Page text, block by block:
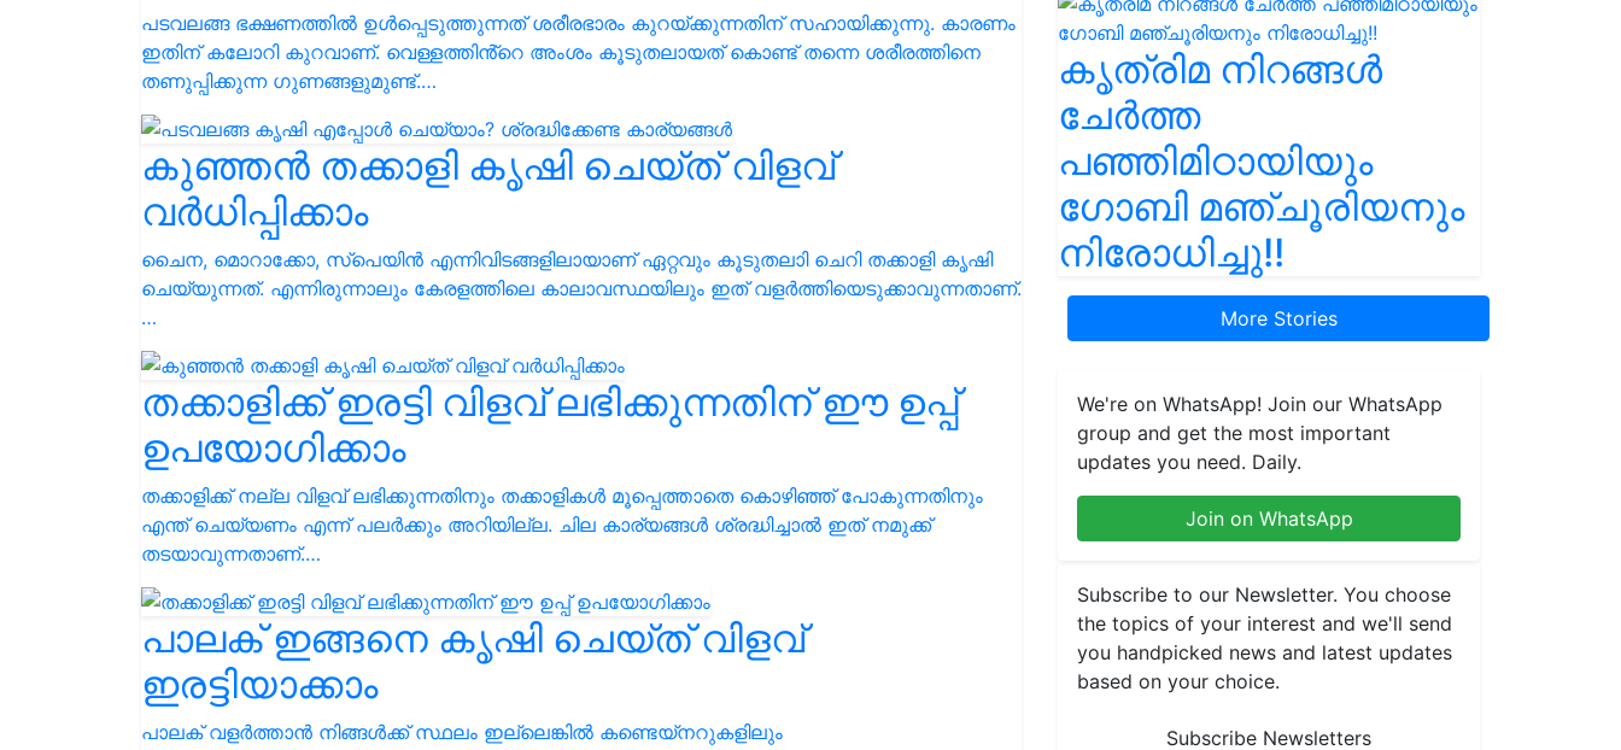
പടവലങ്ങ ഭക്ഷണത്തിൽ ഉൾപ്പെടുത്തുന്നത് ശരീരഭാരം കുറയ്ക്കുന്നതിന് സഹായിക്കുന്നു. കാരണം
ഇതിന് കലോറി കുറവാണ്. വെള്ളത്തിൻ്റെ അംശം കൂടുതലായത് കൊണ്ട് തന്നെ ശരീരത്തിനെ
തണുപ്പിക്കുന്ന ഗുണങ്ങളുമുണ്ട്.…
കുഞ്ഞൻ തക്കാളി കൃഷി ചെയ്ത് വിളവ്
വർധിപ്പിക്കാം
ചൈന, മൊറാക്കോ, സ്പെയിൻ എന്നിവിടങ്ങളിലായാണ് ഏറ്റവും കൂടുതലാി ചെറി തക്കാളി കൃഷി
ചെയ്യുന്നത്. എന്നിരുന്നാലും കേരളത്തിലെ കാലാവസ്ഥയിലും ഇത് വളർത്തിയെടുക്കാവുന്നതാണ്.
…
തക്കാളിക്ക് ഇരട്ടി വിളവ് ലഭിക്കുന്നതിന് ഈ ഉപ്പ്
ഉപയോഗിക്കാം
തക്കാളിക്ക് നല്ല വിളവ് ലഭിക്കുന്നതിനും തക്കാളികൾ മൂപ്പെത്താതെ കൊഴിഞ്ഞ് പോകുന്നതിനും
എന്ത് ചെയ്യണം എന്ന് പലർക്കും അറിയില്ല. ചില കാര്യങ്ങൾ ശ്രദ്ധിച്ചാൽ ഇത് നമുക്ക്
തടയാവുന്നതാണ്.…
പാലക് ഇങ്ങനെ കൃഷി ചെയ്ത് വിളവ്
ഇരട്ടിയാക്കാം
പാലക് വളർത്താൻ നിങ്ങൾക്ക് സ്ഥലം ഇല്ലെങ്കിൽ കണ്ടെയ്നറുകളിലും
കൃത്രിമ നിറങ്ങൾ
ചേർത്ത
പഞ്ഞിമിഠായിയും
ഗോബി മഞ്ചൂരിയനും
നിരോധിച്ചു!!
More Stories
We're on WhatsApp! Join our WhatsApp
group and get the most important
updates you need. Daily.
Join on WhatsApp
Subscribe to our Newsletter. You choose
the topics of your interest and we'll send
you handpicked news and latest updates
based on your choice.
Subscribe Newsletters